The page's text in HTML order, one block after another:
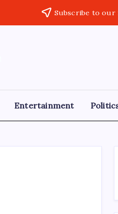
Subscribe to our
Entertainment